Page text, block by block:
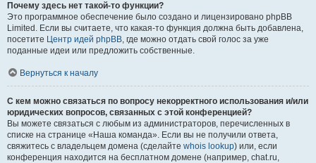
Почему здесь нет такой-то функции?
Это программное обеспечение было создано и лицензировано phpBB
Limited. Если вы считаете, что какая-то функция должна быть добавлена,
посетите Центр идей phpBB, где можно отдать свой голос за уже
поданные идеи или предложить собственные.
Вернуться к началу
С кем можно связаться по вопросу некорректного использования и/или
юридических вопросов, связанных с этой конференцией?
Вы можете связаться с любым из администраторов, перечисленных в
списке на странице «Наша команда». Если вы не получили ответа,
свяжитесь с владельцем домена (сделайте whois lookup) или, если
конференция находится на бесплатном домене (например, chat.ru,